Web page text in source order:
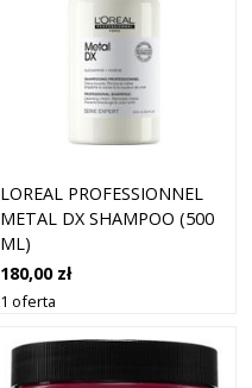
LOREAL PROFESSIONNEL
METAL DX SHAMPOO (500
ML)
180,00 zł
1 oferta